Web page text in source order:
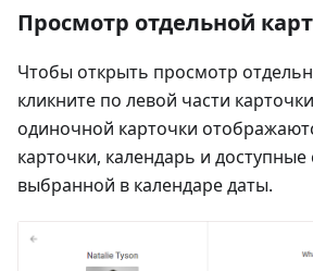
Просмотр отдельной
Чтобы открыть просмотр
кликните по левой части
одиночной карточки
карточки, календарь и доступные
выбранной в календаре даты.